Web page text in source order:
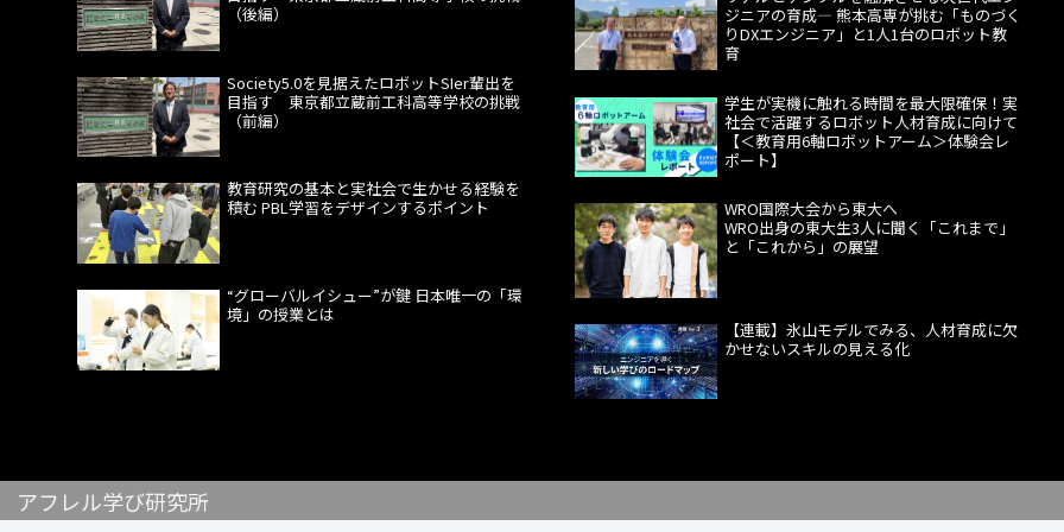
（後編）
Society5.0を見据えたロボットSIer輩出を
目指す 東京都立蔵前工科高等学校の挑戦
（前編）
教育研究の基本と実社会で生かせる経験を
積む PBL学習をデザインするポイント
“グローバルイシュー”が鍵 日本唯一の「環
境」の授業とは
ジニアの育成― 熊本高専が挑む「ものづく
りDXエンジニア」と1人1台のロボット教
育
学生が実機に触れる時間を最大限確保！実
社会で活躍するロボット人材育成に向けて
【＜教育用6軸ロボットアーム＞体験会レ
ポート】
WRO国際大会から東大へ
WRO出身の東大生3人に聞く「これまで」
と「これから」の展望
【連載】氷山モデルでみる、人材育成に欠
かせないスキルの見える化
アフレル学び研究所